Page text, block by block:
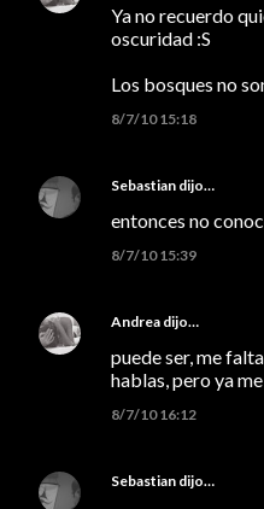
Ya no recuerdo
oscuridad :S
Los bosques no
8/7/10 15:18
Sebastian dijo…
entonces no
8/7/10 15:39
Andrea dijo…
puede ser, me
hablas, pero ya
8/7/10 16:12
Sebastian dijo…